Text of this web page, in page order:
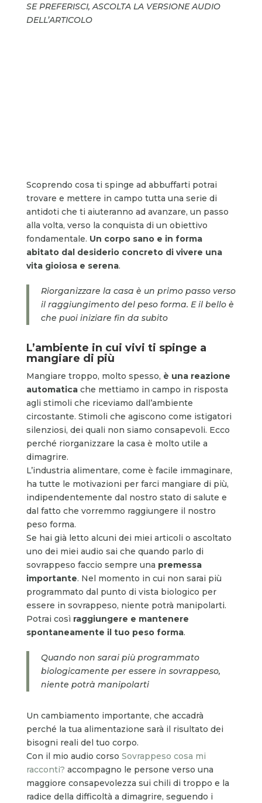
SE PREFERISCI, ASCOLTA LA VERSIONE AUDIO
DELL’ARTICOLO
Scoprendo cosa ti spinge ad abbuffarti potrai
trovare e mettere in campo tutta una serie di
antidoti che ti aiuteranno ad avanzare, un passo
alla volta, verso la conquista di un obiettivo
fondamentale. Un corpo sano e in forma
abitato dal desiderio concreto di vivere una
vita gioiosa e serena.
Riorganizzare la casa è un primo passo verso
il raggiungimento del peso forma. E il bello è
che puoi iniziare fin da subito
L’ambiente in cui vivi ti spinge a
mangiare di più
Mangiare troppo, molto spesso, è una reazione
automatica che mettiamo in campo in risposta
agli stimoli che riceviamo dall’ambiente
circostante. Stimoli che agiscono come istigatori
silenziosi, dei quali non siamo consapevoli. Ecco
perché riorganizzare la casa è molto utile a
dimagrire.
L’industria alimentare, come è facile immaginare,
ha tutte le motivazioni per farci mangiare di più,
indipendentemente dal nostro stato di salute e
dal fatto che vorremmo raggiungere il nostro
peso forma.
Se hai già letto alcuni dei miei articoli o ascoltato
uno dei miei audio sai che quando parlo di
sovrappeso faccio sempre una premessa
importante. Nel momento in cui non sarai più
programmato dal punto di vista biologico per
essere in sovrappeso, niente potrà manipolarti.
Potrai così raggiungere e mantenere
spontaneamente il tuo peso forma.
Quando non sarai più programmato
biologicamente per essere in sovrappeso,
niente potrà manipolarti
Un cambiamento importante, che accadrà
perché la tua alimentazione sarà il risultato dei
bisogni reali del tuo corpo.
Con il mio audio corso Sovrappeso cosa mi
racconti? accompagno le persone verso una
maggiore consapevolezza sui chili di troppo e la
radice della difficoltà a dimagrire, seguendo i